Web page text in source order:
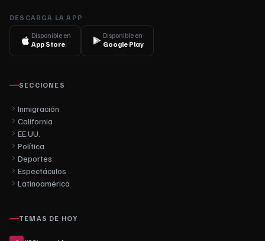
DESCARGA LA APP
Disponible en
App Store
Disponible en
Google Play
SECCIONES
Inmigración
California
EE.UU.
Política
Deportes
Espectáculos
Latinoamérica
TEMAS DE HOY